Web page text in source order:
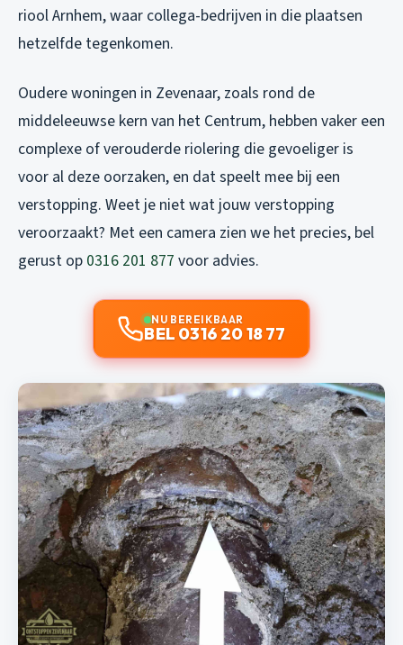
riool Arnhem, waar collega-bedrijven in die plaatsen
hetzelfde tegenkomen.
Oudere woningen in Zevenaar, zoals rond de
middeleeuwse kern van het Centrum, hebben vaker een
complexe of verouderde riolering die gevoeliger is
voor al deze oorzaken, en dat speelt mee bij een
verstopping. Weet je niet wat jouw verstopping
veroorzaakt? Met een camera zien we het precies, bel
gerust op 0316 201 877 voor advies.
NU BEREIKBAAR
BEL 0316 20 18 77